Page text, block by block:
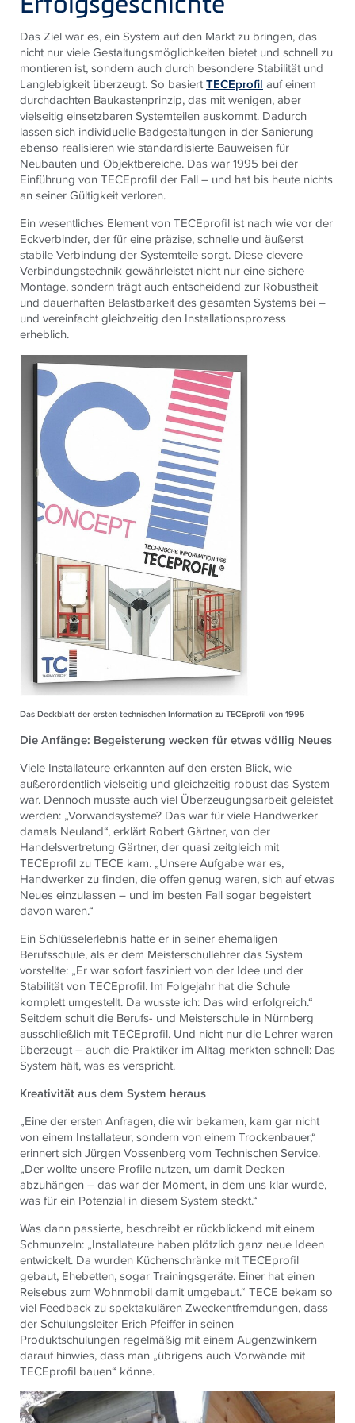
Das Ziel war es, ein System auf den Markt zu bringen, das
nicht nur viele Gestaltungsmöglichkeiten bietet und schnell zu
montieren ist, sondern auch durch besondere Stabilität und
Langlebigkeit überzeugt. So basiertTECEprofil auf einem
durchdachten Baukastenprinzip, das mit wenigen, aber
vielseitig einsetzbaren Systemteilen auskommt. Dadurch
lassen sich individuelle Badgestaltungen in der Sanierung
ebenso realisieren wie standardisierte Bauweisen für
Neubauten und Objektbereiche. Das war 1995 bei der
Einführung von TECEprofil der Fall – und hat bis heute nichts
an seiner Gültigkeit verloren.
Ein wesentliches Element vonTECEprofil ist nach wie vor der
Eckverbinder, der für eine präzise, schnelle und äußerst
stabile Verbindung der Systemteile sorgt. Diese clevere
Verbindungstechnik gewährleistet nicht nur eine sichere
Montage, sondern trägt auch entscheidend zur Robustheit
und dauerhaften Belastbarkeit des gesamten Systems bei –
und vereinfacht gleichzeitig den Installationsprozess
erheblich.
Das Deckblatt der ersten technischen Information zuTECEprofil von 1995
Die Anfänge: Begeisterung wecken für etwas völlig Neues
Viele Installateure erkannten auf den ersten Blick, wie
außerordentlich vielseitig und gleichzeitig robust das System
war. Dennoch musste auch viel Überzeugungsarbeit geleistet
werden: „Vorwandsysteme? Das war für viele Handwerker
damals Neuland“, erklärt Robert Gärtner, von der
Handelsvertretung Gärtner, der quasi zeitgleich mit
TECEprofil zu TECE kam. „Unsere Aufgabe war es,
Handwerker zu finden, die offen genug waren, sich auf etwas
Neues einzulassen – und im besten Fall sogar begeistert
davon waren.“
Ein Schlüsselerlebnis hatte er in seiner ehemaligen
Berufsschule, als er dem Meisterschullehrer das System
vorstellte: „Er war sofort fasziniert von der Idee und der
Stabilität vonTECEprofil. Im Folgejahr hat die Schule
komplett umgestellt. Da wusste ich: Das wird erfolgreich.“
Seitdem schult die Berufs- und Meisterschule in Nürnberg
ausschließlich mitTECEprofil. Und nicht nur die Lehrer waren
überzeugt – auch die Praktiker im Alltag merkten schnell: Das
System hält, was es verspricht.
Kreativität aus dem System heraus
„Eine der ersten Anfragen, die wir bekamen, kam gar nicht
von einem Installateur, sondern von einem Trockenbauer,“
erinnert sich Jürgen Vossenberg vom Technischen Service.
„Der wollte unsere Profile nutzen, um damit Decken
abzuhängen – das war der Moment, in dem uns klar wurde,
was für ein Potenzial in diesem System steckt.“
Was dann passierte, beschreibt er rückblickend mit einem
Schmunzeln: „Installateure haben plötzlich ganz neue Ideen
entwickelt. Da wurden Küchenschränke mit TECEprofil
gebaut, Ehebetten, sogar Trainingsgeräte. Einer hat einen
Reisebus zum Wohnmobil damit umgebaut.“ TECE bekam so
viel Feedback zu spektakulären Zweckentfremdungen, dass
der Schulungsleiter Erich Pfeiffer in seinen
Produktschulungen regelmäßig mit einem Augenzwinkern
darauf hinwies, dass man „übrigens auch Vorwände mit
TECEprofil bauen“ könne.